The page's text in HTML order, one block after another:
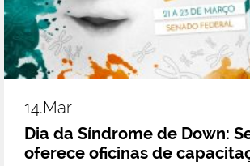
14.mar
Dia da Síndrome de Down:
oferece oficinas de